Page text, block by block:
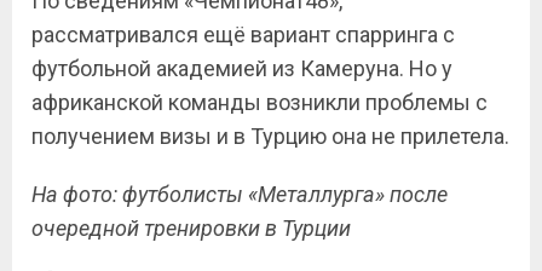
рассматривался ещё вариант спарринга с
футбольной академией из Камеруна. Но у
африканской команды возникли проблемы с
получением визы и в Турцию она не прилетела.
На фото: футболисты «Металлурга» после
очередной тренировки в Турции